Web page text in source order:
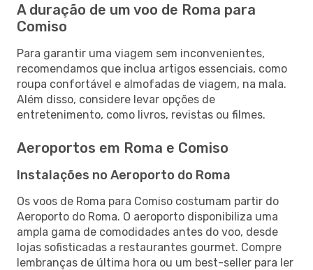
A duração de um voo de Roma para
Comiso
Para garantir uma viagem sem inconvenientes,
recomendamos que inclua artigos essenciais, como
roupa confortável e almofadas de viagem, na mala.
Além disso, considere levar opções de
entretenimento, como livros, revistas ou filmes.
Aeroportos em Roma e Comiso
Instalações no Aeroporto do Roma
Os voos de Roma para Comiso costumam partir do
Aeroporto do Roma. O aeroporto disponibiliza uma
ampla gama de comodidades antes do voo, desde
lojas sofisticadas a restaurantes gourmet. Compre
lembranças de última hora ou um best-seller para ler